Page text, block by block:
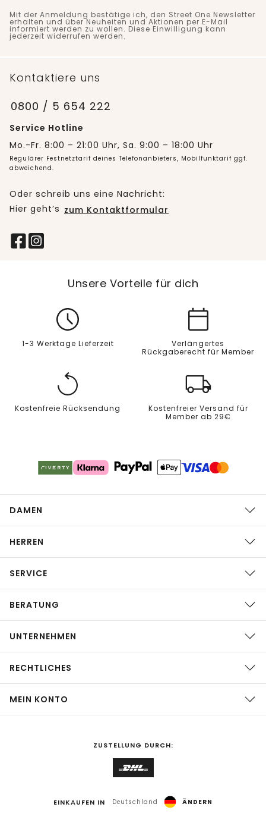
Mit der Anmeldung bestätige ich, den Street One Newsletter
erhalten und über Neuheiten und Aktionen per E-Mail
informiert werden zu wollen. Diese Einwilligung kann
jederzeit widerrufen werden.
Kontaktiere uns
0800 / 5 654 222
Service Hotline
Mo.-Fr. 8:00 – 21:00 Uhr, Sa. 9:00 – 18:00 Uhr
Regulärer Festnetztarif deines Telefonanbieters, Mobilfunktarif ggf.
abweichend.
Oder schreib uns eine Nachricht:
Hier geht’s zum Kontaktformular
Unsere Vorteile für dich
1-3 Werktage Lieferzeit
Verlängertes
Rückgaberecht für Member
Kostenfreie Rücksendung
Kostenfreier Versand für
Member ab 29€
DAMEN
HERREN
SERVICE
BERATUNG
UNTERNEHMEN
RECHTLICHES
MEIN KONTO
ZUSTELLUNG DURCH:
EINKAUFEN IN Deutschland ÄNDERN